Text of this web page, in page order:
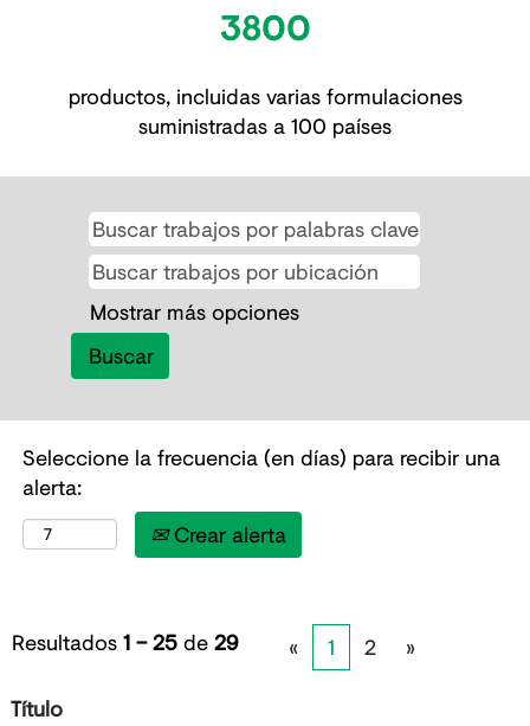
3800
productos, incluidas varias formulaciones
suministradas a 100 países
Mostrar más opciones
Seleccione la frecuencia (en días) para recibir una
alerta:
Crear alerta
Resultados1 – 25de29 « 1 2
»
Título